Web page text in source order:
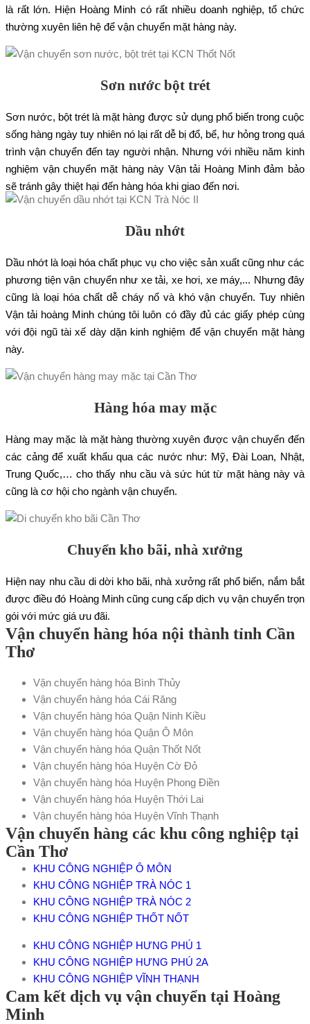
là rất lớn. Hiện Hoàng Minh có rất nhiều doanh nghiệp, tổ chức
thường xuyên liên hệ để vận chuyển mặt hàng này.
Sơn nước bột trét
Sơn nước, bột trét là mặt hàng được sử dụng phổ biến trong cuộc
sống hàng ngày tuy nhiên nó lại rất dễ bị đổ, bể, hư hỏng trong quá
trình vận chuyển đến tay người nhận. Nhưng với nhiều năm kinh
nghiệm vận chuyển mặt hàng này Vận tải Hoàng Minh đảm bảo
sẽ tránh gây thiệt hại đến hàng hóa khi giao đến nơi.
Dầu nhớt
Dầu nhớt là loại hóa chất phục vụ cho việc sản xuất cũng như các
phương tiện vận chuyển như xe tải, xe hơi, xe máy,... Nhưng đây
cũng là loại hóa chất dễ cháy nổ và khó vận chuyển. Tuy nhiên
Vận tải hoàng Minh chúng tôi luôn có đầy đủ các giấy phép cùng
với đội ngũ tài xế dày dặn kinh nghiệm để vận chuyển mặt hàng
này.
Hàng hóa may mặc
Hàng may mặc là mặt hàng thường xuyên được vận chuyển đến
các cảng để xuất khẩu qua các nước như: Mỹ, Đài Loan, Nhật,
Trung Quốc,… cho thấy nhu cầu và sức hút từ mặt hàng này và
cũng là cơ hội cho ngành vận chuyển.
Chuyển kho bãi, nhà xưởng
Hiện nay nhu cầu di dời kho bãi, nhà xưởng rất phổ biến, nắm bắt
được điều đó Hoàng Minh cũng cung cấp dịch vụ vận chuyển trọn
gói với mức giá ưu đãi.
Vận chuyển hàng hóa nội thành tỉnh Cần
Thơ
Vận chuyển hàng hóa Bình Thủy
Vận chuyển hàng hóa Cái Răng
Vận chuyển hàng hóa Quận Ninh Kiều
Vận chuyển hàng hóa Quận Ô Môn
Vận chuyển hàng hóa Quận Thốt Nốt
Vận chuyển hàng hóa Huyện Cờ Đỏ
Vận chuyển hàng hóa Huyện Phong Điền
Vận chuyển hàng hóa Huyện Thới Lai
Vận chuyển hàng hóa Huyện Vĩnh Thạnh
Vận chuyển hàng các khu công nghiệp tại
Cần Thơ
KHU CÔNG NGHIỆP Ô MÔN
KHU CÔNG NGHIỆP TRÀ NÓC 1
KHU CÔNG NGHIỆP TRÀ NÓC 2
KHU CÔNG NGHIỆP THỐT NỐT
KHU CÔNG NGHIỆP HƯNG PHÚ 1
KHU CÔNG NGHIỆP HƯNG PHÚ 2A
KHU CÔNG NGHIỆP VĨNH THẠNH
Cam kết dịch vụ vận chuyển tại Hoàng
Minh